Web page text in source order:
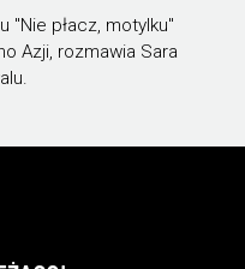
"Nie płacz, motylku"
Azji, rozmawia Sara